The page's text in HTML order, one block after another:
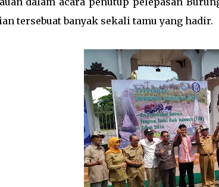
tersebuat banyak sekali tamu yang hadir.